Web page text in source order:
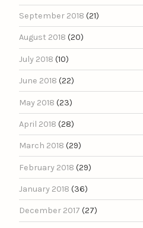
September 2018 (21)
August 2018 (20)
July 2018 (10)
June 2018 (22)
May 2018 (23)
April 2018 (28)
March 2018 (29)
February 2018 (29)
January 2018 (36)
December 2017 (27)